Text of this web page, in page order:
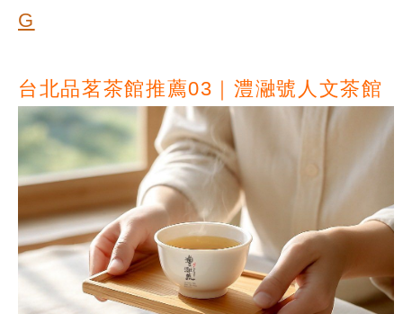
G
台北品茗茶館推薦03｜澧瀜號人文茶館